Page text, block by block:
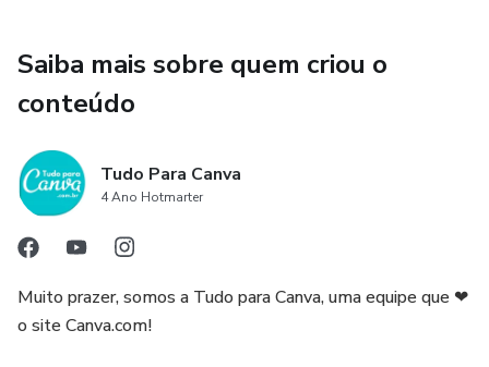
- Sem precisar dominar técnicas avançadas de design;
- Sem precisar instalar ou baixar programas;
- Sem necessidade de subir arquivos. Tudo na nuvem!
- Você só paga uma vez: seu acesso será ilimitado e estará
Saiba mais sobre quem criou o
conteúdo
Tudo Para Canva
4 Ano Hotmarter
Muito prazer, somos a Tudo para Canva, uma equipe que ❤
o site Canva.com!